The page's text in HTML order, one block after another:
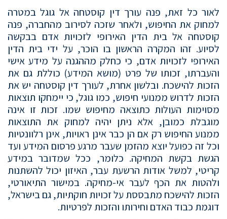
לאור כל זאת, פנה עורך דין קוסטחה אל גוגל במטרה
למחוק את החיפוש, ולאחר שזכה לסירוב מהחברה, פנה
קוסטחה אל בית הדין האירופי לזכויות אדם בבקשה
לסיוע. זהו המקרה הראשון בו הוכר, על ידי בית הדין
האירופי לזכויות אדם, כי כחלק מההגנה על מידע אישי
והעברתו, זכותו של פרט (מושא המידע) כוללת גם את
הזכות להישכח. ובלשון אחרת, לעורך דין קוסטחה יש את
הזכות לדרוש ממנועי חיפוש, כמו גוגל, כי יימחקו תוצאות
מסוימות העולות כתוצאה מחיפוש שמו. זכות זו אינה
מוגבלת כמובן, אלא ניתן יהיה למחוק את התוצאות
ממנוע החיפוש רק אם הן כבר אינן ראויות, אינן רלוונטיות
וכל זה כפועל יוצא מהזמן שעבר מרגע פרסום המידע ועד
הגשת בקשת המחיקה. כלומר, ככל שמדובר במידע
קריטי, למשל אודות הרשעת עבר, האיזון יכול להשתנות
ולהטות את הכף לעבר אי-מחיקה. במישור התיאורטי,
הזכות להישכח מתבססת על זכויות חוקתיות, גם בישראל,
דוגמת כבוד האדם וחירותו והזכות לפרטיות.